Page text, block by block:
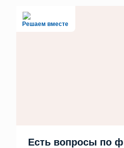
Решаем вместе
Есть вопросы по